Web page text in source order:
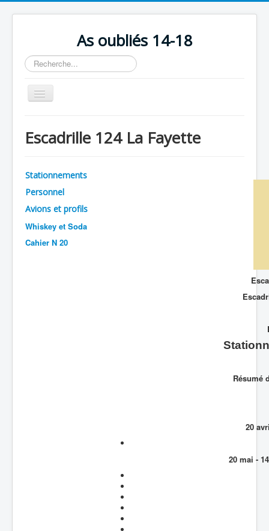
As oubliés 14-18
Rechercher
Basculer
la
Chronologie
Avions
Personnels
Formation
Escadrille 124 La Fayette
Stationnements
Personnel
Avions et profils
Whiskey et Soda
Cahier N 20
Résumé
20
20 mai -